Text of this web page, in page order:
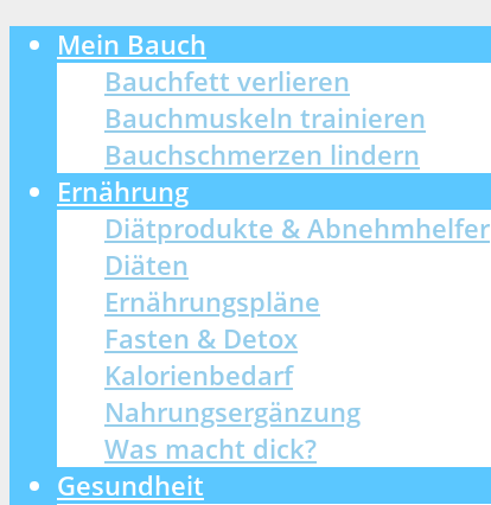
Mein Bauch
Bauchfett verlieren
Bauchmuskeln trainieren
Bauchschmerzen lindern
Ernährung
Diätprodukte & Abnehmhelfer
Diäten
Ernährungspläne
Fasten & Detox
Kalorienbedarf
Nahrungsergänzung
Was macht dick?
Gesundheit